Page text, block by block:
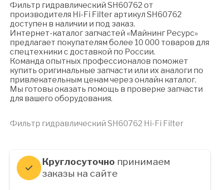
Фильтр гидравлический SH60762 от
производителя Hi-Fi Filter артикул SH60762
доступен в наличии и под заказ.
Интернет-каталог запчастей «Майнинг Ресурс»
предлагает покупателям более 10 000 товаров для
спецтехники с доставкой по России.
Команда опытных профессионалов поможет
купить оригинальные запчасти или их аналоги по
привлекательным ценам через онлайн каталог.
Мы готовы оказать помощь в проверке запчасти
для вашего оборудования.
Фильтр гидравлический SH60762 Hi-Fi Filter
Круглосуточно принимаем
заказы на сайте